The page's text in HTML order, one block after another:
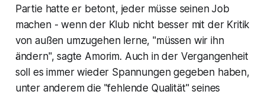
Partie hatte er betont, jeder müsse seinen Job
machen - wenn der Klub nicht besser mit der Kritik
von außen umzugehen lerne, "müssen wir ihn
ändern", sagte Amorim. Auch in der Vergangenheit
soll es immer wieder Spannungen gegeben haben,
unter anderem die "fehlende Qualität" seines